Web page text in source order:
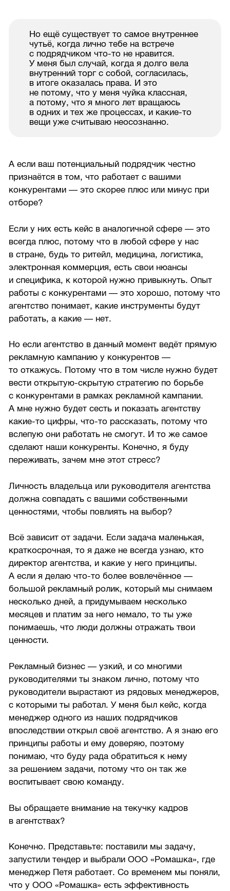
Но ещё существует то самое внутреннее
чутьё, когда лично тебе на встрече
с подрядчиком что-то не нравится.
У меня был случай, когда я долго вела
внутренний торг с собой, согласилась,
в итоге оказалась права. И это
не потому, что у меня чуйка классная,
а потому, что я много лет вращаюсь
в одних и тех же процессах, и какие-то
вещи уже считываю неосознанно.
А если ваш потенциальный подрядчик честно
признаётся в том, что работает с вашими
конкурентами — это скорее плюс или минус при
отборе?
Если у них есть кейс в аналогичной сфере — это
всегда плюс, потому что в любой сфере у нас
в стране, будь то ритейл, медицина, логистика,
электронная коммерция, есть свои нюансы
и специфика, к которой нужно привыкнуть. Опыт
работы с конкурентами — это хорошо, потому что
агентство понимает, какие инструменты будут
работать, а какие — нет.
Но если агентство в данный момент ведёт прямую
рекламную кампанию у конкурентов —
то откажусь. Потому что в том числе нужно будет
вести открытую-скрытую стратегию по борьбе
с конкурентами в рамках рекламной кампании.
А мне нужно будет сесть и показать агентству
какие-то цифры, что-то рассказать, потому что
вслепую они работать не смогут. И то же самое
сделают наши конкуренты. Конечно, я буду
переживать, зачем мне этот стресс?
Личность владельца или руководителя агентства
должна совпадать с вашими собственными
ценностями, чтобы повлиять на выбор?
Всё зависит от задачи. Если задача маленькая,
краткосрочная, то я даже не всегда узнаю, кто
директор агентства, и какие у него принципы.
А если я делаю что-то более вовлечённое —
большой рекламный ролик, который мы снимаем
несколько дней, а придумываем несколько
месяцев и платим за него немало, то ты уже
понимаешь, что люди должны отражать твои
ценности.
Рекламный бизнес — узкий, и со многими
руководителями ты знаком лично, потому что
руководители вырастают из рядовых менеджеров,
с которыми ты работал. У меня был кейс, когда
менеджер одного из наших подрядчиков
впоследствии открыл своё агентство. А я знаю его
принципы работы и ему доверяю, поэтому
понимаю, что буду рада обратиться к нему
за решением задачи, потому что он так же
воспитывает свою команду.
Вы обращаете внимание на текучку кадров
в агентствах?
Конечно. Представьте: поставили мы задачу,
запустили тендер и выбрали ООО «Ромашка», где
менеджер Петя работает. Со временем мы поняли,
что у ООО «Ромашка» есть эффективность